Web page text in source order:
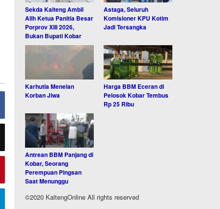
Sekda Kalteng Ambil
Alih Ketua Panitia Besar
Porprov XIII 2026,
Bukan Bupati Kobar
Astaga, Seluruh
Komisioner KPU Kotim
Jadi Tersangka
Karhutla Menelan
Korban Jiwa
Harga BBM Eceran di
Pelosok Kobar Tembus
Rp 25 Ribu
Antrean BBM Panjang di
Kobar, Seorang
Perempuan Pingsan
Saat Menunggu
©2020 KaltengOnline All rights reserved